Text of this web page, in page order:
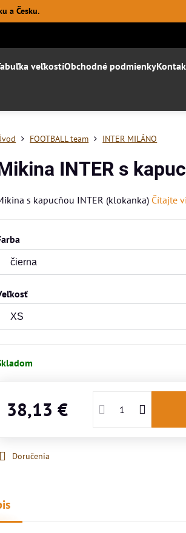
a Česku.
veľkostíObchodné podmienky
FOOTBALL team INTER MILÁNO
INTER s
s kapucňou INTER (klokanka) Čítajte
38,13 €
Doručenia